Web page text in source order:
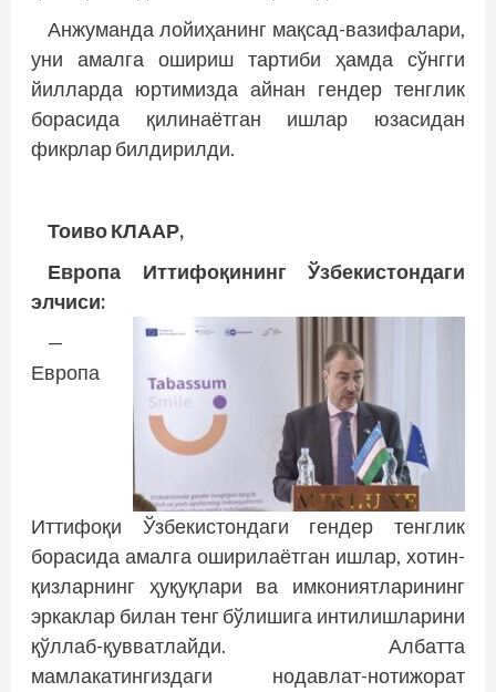
Анжуманда лойиҳанинг мақсад-вазифалари,
уни амалга ошириш тартиби ҳамда сўнгги
йилларда юртимизда айнан гендер тенглик
борасида қилинаётган ишлар юзасидан
фикрлар билдирилди.
Тоиво КЛААР,
Европа Иттифоқининг Ўзбекистондаги
элчиси:
—
Европа
Иттифоқи Ўзбекистондаги гендер тенглик
борасида амалга оширилаётган ишлар, хотин-
қизларнинг ҳуқуқлари ва имкониятларининг
эркаклар билан тенг бўлишига интилишларини
қўллаб-қувватлайди. Албатта
мамлакатингиздаги нодавлат-нотижорат